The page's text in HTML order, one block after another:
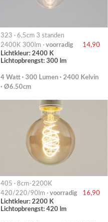
323 · 6,5cm 3 standen
2400K 300lm · voorradig
14,90
Lichtkleur: 2400 K
Lichtopbrengst: 300 lm
4 Watt · 300 Lumen · 2400 Kelvin
· Ø6.50cm
405 · 8cm-2200K
420/220/90lm · voorradig
16,90
Lichtkleur: 2200 K
Lichtopbrengst: 420 lm